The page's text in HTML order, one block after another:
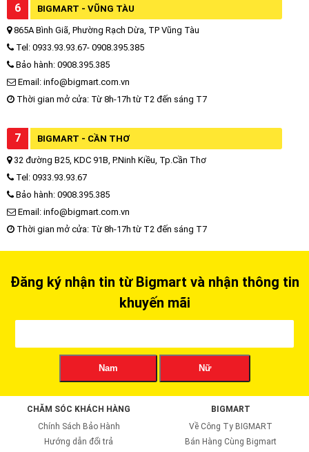
6 BIGMART - VŨNG TÀU
865A Bình Giã, Phường Rạch Dừa, TP Vũng Tàu
Tel: 0933.93.93.67- 0908.395.385
Bảo hành: 0908.395.385
Email: info@bigmart.com.vn
Thời gian mở cửa: Từ 8h-17h từ T2 đến sáng T7
7 BIGMART - CẦN THƠ
32 đường B25, KDC 91B, P.Ninh Kiều, Tp.Cần Thơ
Tel: 0933.93.93.67
Bảo hành: 0908.395.385
Email: info@bigmart.com.vn
Thời gian mở cửa: Từ 8h-17h từ T2 đến sáng T7
Đăng ký nhận tin từ Bigmart và nhận thông tin
khuyến mãi
Nam Nữ
CHĂM SÓC KHÁCH HÀNG
Chính Sách Bảo Hành
Hướng dẫn đổi trả
BIGMART
Về Công Ty BIGMART
Bán Hàng Cùng Bigmart